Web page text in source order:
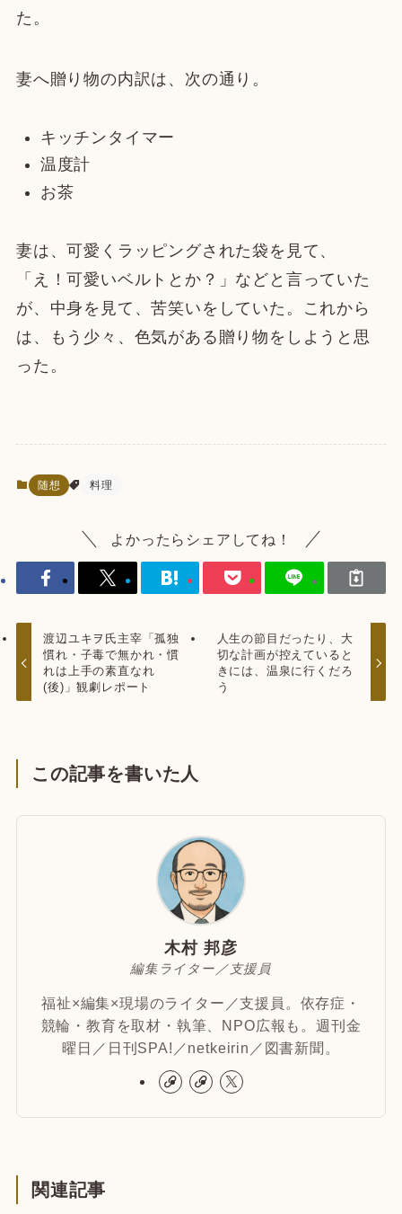
た。
妻へ贈り物の内訳は、次の通り。
キッチンタイマー
温度計
お茶
妻は、可愛くラッピングされた袋を見て、
「え！可愛いベルトとか？」などと言っていた
が、中身を見て、苦笑いをしていた。これから
は、もう少々、色気がある贈り物をしようと思
った。
随想 料理
よかったらシェアしてね！
渡辺ユキヲ氏主宰「孤独
慣れ・子毒で無かれ・慣
れは上手の素直なれ
(後)」観劇レポート
人生の節目だったり、大
切な計画が控えていると
きには、温泉に行くだろ
う
この記事を書いた人
木村 邦彦
編集ライター／支援員
福祉×編集×現場のライター／支援員。依存症・
競輪・教育を取材・執筆、NPO広報も。週刊金
曜日／日刊SPA!／netkeirin／図書新聞。
関連記事